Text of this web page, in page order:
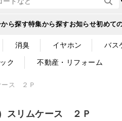
ら探す特集から探すお知らせ初めて
消臭 イヤホン バス
ク 不動産・リフォーム
ース ２Ｐ
スリムケース ２Ｐ